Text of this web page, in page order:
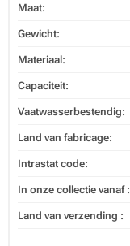
Maat:
Gewicht:
Materiaal:
Capaciteit:
Vaatwasserbestendig:
Land van fabricage:
Intrastat code:
In onze collectie vanaf :
Land van verzending :